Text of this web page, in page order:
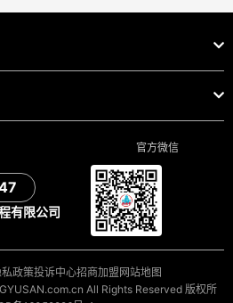
有限公司
官方微信
私政策投诉中心招商加盟 网站地图
All Rights Reserved 版权所